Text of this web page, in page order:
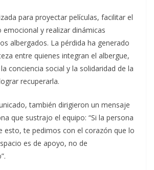
para proyectar películas, facilitar el
emocional y realizar dinámicas
albergados. La pérdida ha generado
entre quienes integran el albergue,
conciencia social y la solidaridad de la
recuperarla.
también dirigieron un mensaje
que sustrajo el equipo: “Si la persona
esto, te pedimos con el corazón que lo
es de apoyo, no de